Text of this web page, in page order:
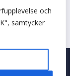
och
samtycker